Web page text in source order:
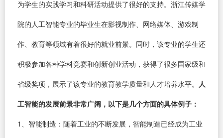
为学生的实践学习和科研活动提供了很好的支持。浙江传媒学
院的人工智能专业的毕业生在影视制作、网络媒体、游戏制
作、教育等领域有着很好的就业前景。同时，该专业的学生还
积极参加各种学科竞赛和创新创业活动，获得了很多国家级和
省级奖项，展示了该专业的教育教学质量和人才培养水平。 人
工智能的发展前景非常广阔，以下是几个方面的具体例子：
1、智能制造：随着工业的不断发展，智能制造已经成为工业